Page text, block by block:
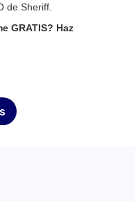
de Sheriff.
GRATIS? Haz